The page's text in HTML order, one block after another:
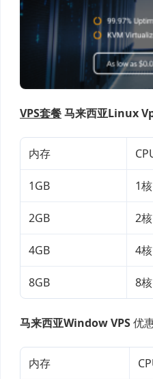
VPS套餐马来西亚Linux
内存
1GB 1核
2GB 2核
4GB 4核
8GB 8核
马来西亚WindowVPS优
内存